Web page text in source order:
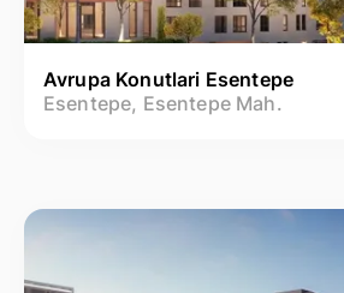
Avrupa Konutlari Esentepe
Esentepe, Esentepe Mah.